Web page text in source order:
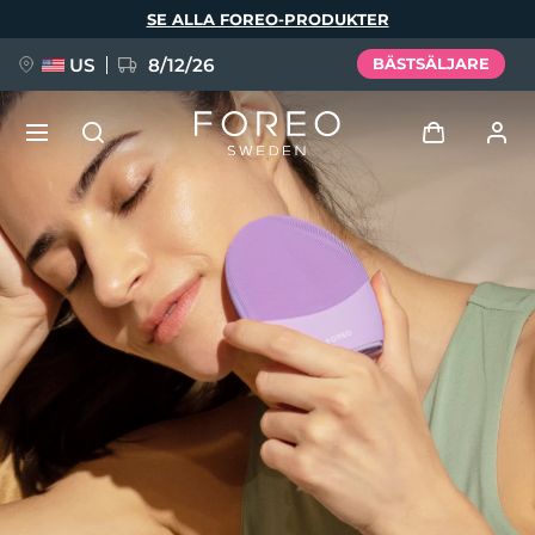
SE ALLA FOREO-PRODUKTER
US 8/12/26 BÄSTSÄLJARE
Användarprofil
Mina enheter
Mina beställningar
Mina adresser
Mina prenumerationer
NYHET
FAQ™ Pure Beauty-Tech Elixir
BREAKING NEWS
issa™ Teeth Whitening Set
Språk
English Deutsch
Español
Français
Italiano
Português
Svenska
Русский
Türkçe
简体中文 繁體中文